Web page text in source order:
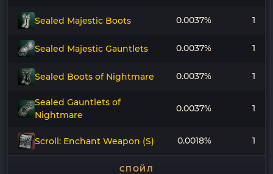
Sealed Majestic Boots 0.0037% 1
Sealed Majestic Gauntlets 0.0037% 1
Sealed Boots of Nightmare 0.0037% 1
Sealed Gauntlets of
Nightmare
0.0037% 1
Scroll: Enchant Weapon (S) 0.0018% 1
СПОЙЛ